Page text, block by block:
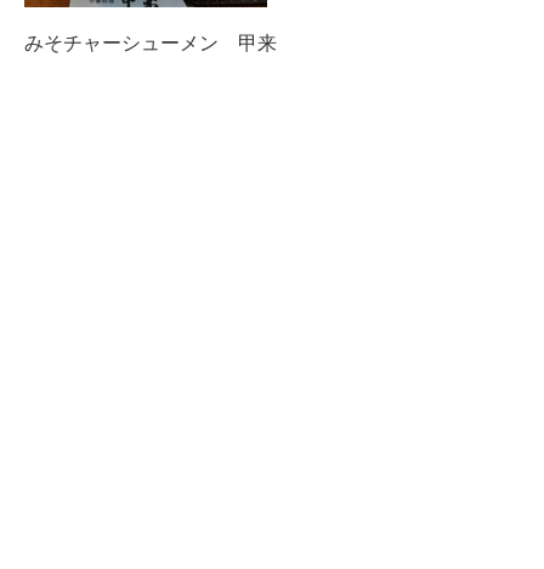
みそチャーシューメン 甲来